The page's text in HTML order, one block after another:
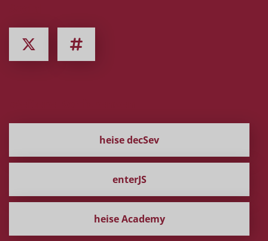
heise decSev
enterJS
heise Academy